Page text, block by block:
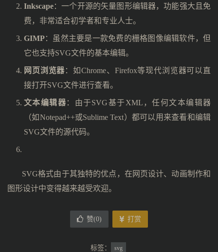
Inkscape：一个开源的矢量图形编辑器，功能强大且免
费，非常适合初学者和专业人士。
GIMP：虽然主要是一款免费的栅格图像编辑软件，但
它也支持SVG文件的基本编辑。
网页浏览器：如Chrome、Firefox等现代浏览器可以直
接打开SVG文件进行查看。
文本编辑器：由于SVG基于XML，任何文本编辑器
（如Notepad++或Sublime Text）都可以用来查看和编辑
SVG文件的源代码。
SVG格式由于其独特的优点，在网页设计、动画制作和
图形设计中变得越来越受欢迎。
赞(0) 打赏
标签： svg